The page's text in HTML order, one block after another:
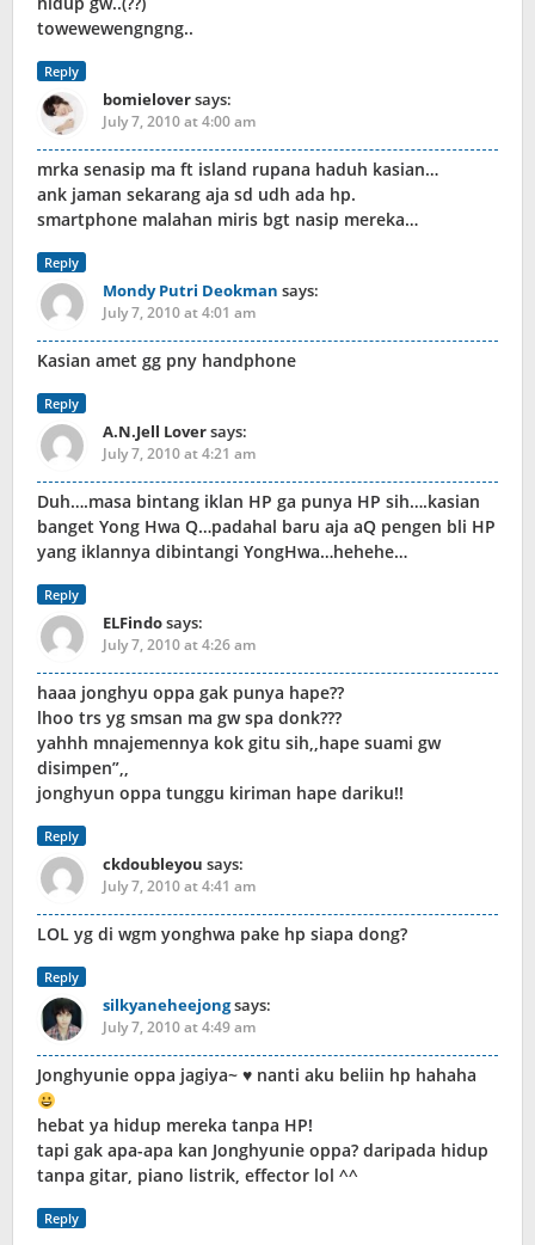
towewewengngng..
Reply
bomieloversays:
July 7, 2010 at 4:00 am
mrka senasip ma ft island rupana haduh kasian…
ank jaman sekarang aja sd udh ada hp.
smartphone malahan miris bgt nasip mereka…
Reply
Mondy Putri Deokman says:
July 7, 2010 at 4:01 am
Kasian amet gg pny handphone
Reply
A.N.Jell Loversays:
July 7, 2010 at 4:21 am
Duh….masa bintang iklan HP ga punya HP sih….kasian
banget Yong Hwa Q…padahal baru aja aQ pengen bli HP
yang iklannya dibintangi YongHwa…hehehe…
Reply
ELFindosays:
July 7, 2010 at 4:26 am
haaa jonghyu oppa gak punya hape??
lhoo trs yg smsan ma gw spa donk???
yahhh mnajemennya kok gitu sih,,hape suami gw
disimpen”,,
jonghyun oppa tunggu kiriman hape dariku!!
Reply
ckdoubleyou says:
July 7, 2010 at 4:41 am
LOL yg di wgm yonghwa pake hp siapa dong?
Reply
silkyaneheejongsays:
July 7, 2010 at 4:49 am
Jonghyunie oppa jagiya~ ♥ nanti aku beliin hp hahaha
hebat ya hidup mereka tanpa HP!
tapi gak apa-apa kan Jonghyunie oppa? daripada hidup
tanpa gitar, piano listrik, effector lol ^^
Reply